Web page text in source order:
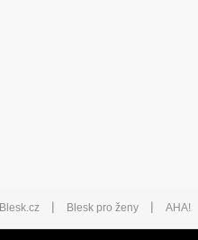
Blesk.cz | Blesk pro ženy | AHA!